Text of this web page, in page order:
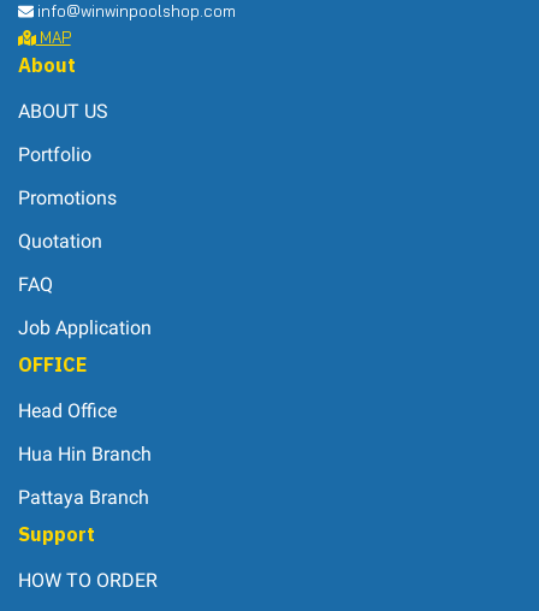
info@winwinpoolshop.com
MAP
About
ABOUT US
Portfolio
Promotions
Quotation
FAQ
Job Application
OFFICE
Head Office
Hua Hin Branch
Pattaya Branch
Support
HOW TO ORDER